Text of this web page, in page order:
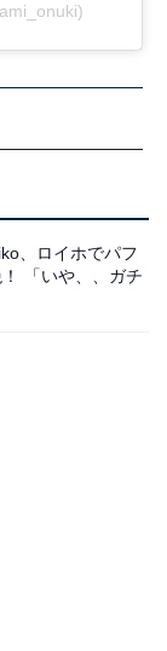
、ロイホでパフ
「いや、、ガチ